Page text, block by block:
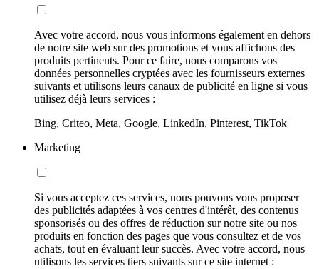
Avec votre accord, nous vous informons également en dehors
de notre site web sur des promotions et vous affichons des
produits pertinents. Pour ce faire, nous comparons vos
données personnelles cryptées avec les fournisseurs externes
suivants et utilisons leurs canaux de publicité en ligne si vous
utilisez déjà leurs services :
Bing, Criteo, Meta, Google, LinkedIn, Pinterest, TikTok
Marketing
Si vous acceptez ces services, nous pouvons vous proposer
des publicités adaptées à vos centres d'intérêt, des contenus
sponsorisés ou des offres de réduction sur notre site ou nos
produits en fonction des pages que vous consultez et de vos
achats, tout en évaluant leur succès. Avec votre accord, nous
utilisons les services tiers suivants sur ce site internet :